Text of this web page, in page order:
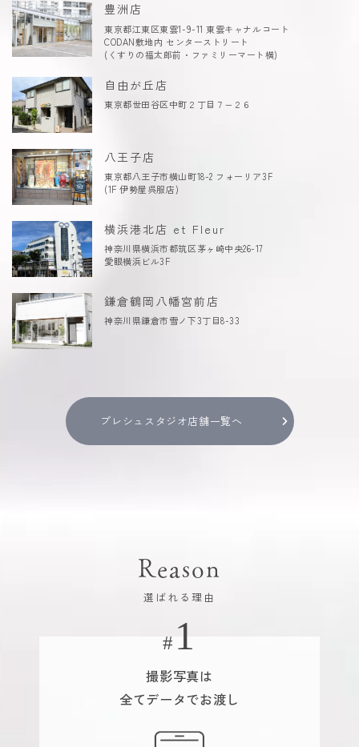
豊洲店
東京都江東区東雲1-9-11 東雲キャナルコート
CODAN敷地内 センターストリート
(くすりの福太郎前・ファミリーマート横)
自由が丘店
東京都世田谷区中町２丁目７−２６
八王子店
東京都八王子市横山町18-2 フォーリア3F
(1F 伊勢屋呉服店)
横浜港北店 et Fleur
神奈川県横浜市都筑区茅ヶ崎中央26-17
愛眼横浜ビル3F
鎌倉鶴岡八幡宮前店
神奈川県鎌倉市雪ノ下3丁目8-33
プレシュスタジオ店舗一覧へ
Reason
選ばれる理由
撮影写真は
全てデータでお渡し